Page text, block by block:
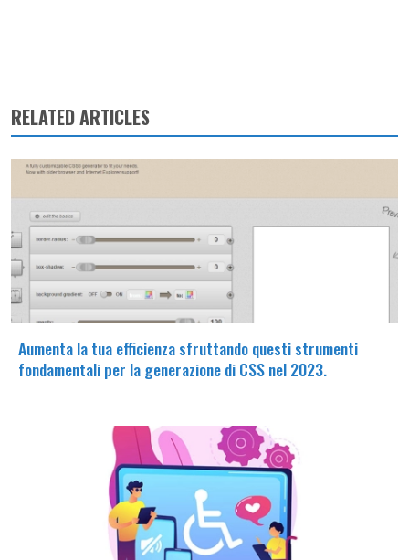
RELATED ARTICLES
Aumenta la tua efficienza sfruttando questi strumenti
fondamentali per la generazione di CSS nel 2023.